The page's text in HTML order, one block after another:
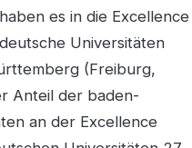
es in die Excellence
Universitäten
(Freiburg,
Anteil der baden-
an der Excellence